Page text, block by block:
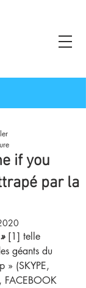
if you
par la
[1] telle
géants du
» (SKYPE,
FACEBOOK